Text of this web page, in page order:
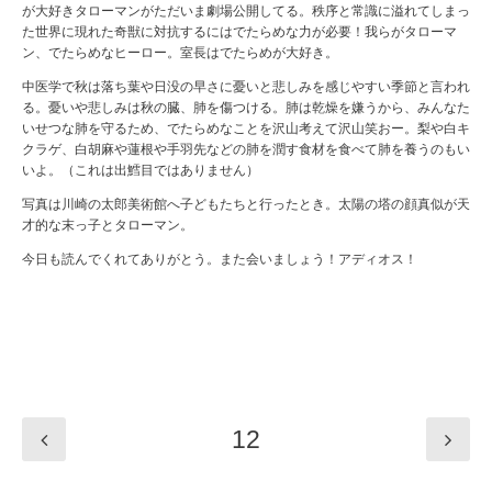
が大好きタローマンがただいま劇場公開してる。秩序と常識に溢れてしまっ
た世界に現れた奇獣に対抗するにはでたらめな力が必要！我らがタローマ
ン、でたらめなヒーロー。室長はでたらめが大好き。
中医学で秋は落ち葉や日没の早さに憂いと悲しみを感じやすい季節と言われ
る。憂いや悲しみは秋の臓、肺を傷つける。肺は乾燥を嫌うから、みんなた
いせつな肺を守るため、でたらめなことを沢山考えて沢山笑おー。梨や白キ
クラゲ、白胡麻や蓮根や手羽先などの肺を潤す食材を食べて肺を養うのもい
いよ。（これは出鱈目ではありません）
写真は川崎の太郎美術館へ子どもたちと行ったとき。太陽の塔の顔真似が天
才的な末っ子とタローマン。
今日も読んでくれてありがとう。また会いましょう！アディオス！
12